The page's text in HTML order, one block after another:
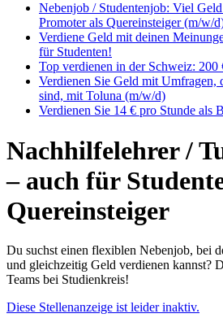
Nebenjob / Studentenjob: Viel
Promoter als Quereinsteiger (m/w/
Verdiene Geld mit deinen
für Studenten!
Top verdienen in der Schweiz:
Verdienen Sie Geld mit Umfragen,
sind, mit Toluna (m/w/d)
Verdienen Sie 14 € pro Stunde als
Nachhilfelehrer /
– auch für
Quereinsteiger
Du suchst einen flexiblen Nebenjob, bei
und gleichzeitig Geld verdienen kannst?
Teams bei Studienkreis!
Diese Stellenanzeige ist leider inaktiv.